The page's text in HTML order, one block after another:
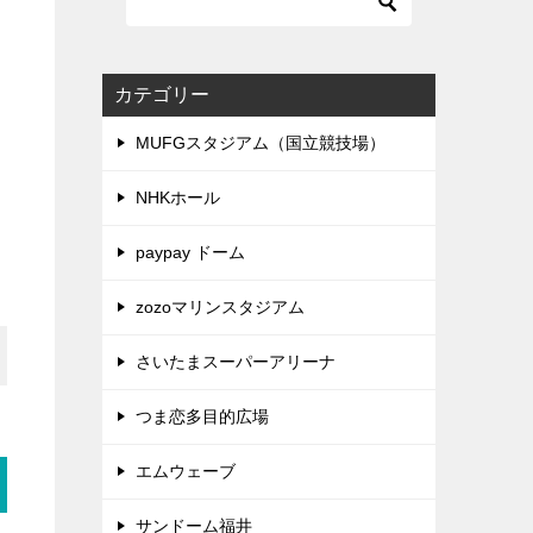
カテゴリー
MUFGスタジアム（国立競技場）
NHKホール
paypay ドーム
zozoマリンスタジアム
さいたまスーパーアリーナ
つま恋多目的広場
エムウェーブ
サンドーム福井